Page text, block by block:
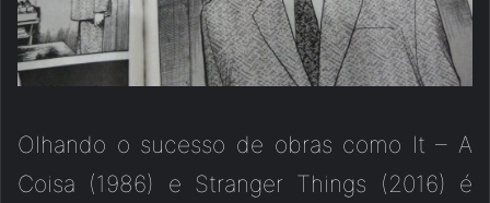
Olhando o sucesso de obras como It – A
Coisa (1986) e Stranger Things (2016) é